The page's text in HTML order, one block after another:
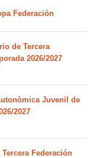
Federación
de Tercera
2026/2027
Juvenil de
2027
Federación